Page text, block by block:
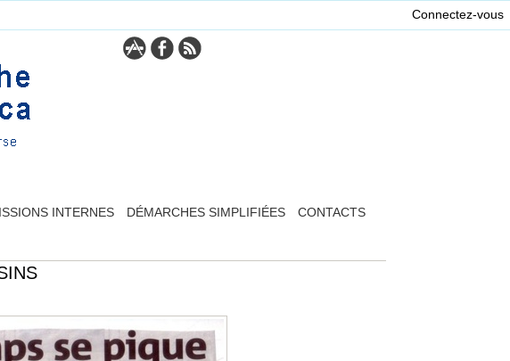
Connectez-vous
INTERNES DÉMARCHES SIMPLIFIÉES CONTACTS